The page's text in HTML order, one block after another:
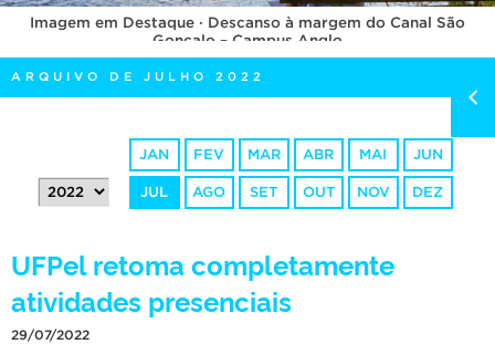
OUVIDORIA
PORTARIAS
TELEFONES
Imagem em Destaque · Descanso à margem do Canal São
Gonçalo – Campus Anglo
ARQUIVO DE JULHO 2022
JAN FEV MAR ABR MAI JUN
JUL AGO SET OUT NOV DEZ
UFPel retoma completamente
atividades presenciais
29/07/2022